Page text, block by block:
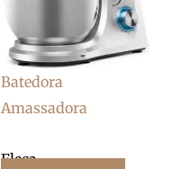
Batedora
Amassadora
Fleca